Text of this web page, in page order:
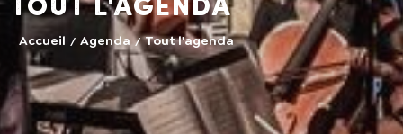
Tout l'agenda
Accueil Agenda Tout l'agenda